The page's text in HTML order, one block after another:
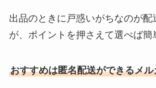
出品のときに戸惑いがちなのが配
が、ポイントを押さえて選べば簡
おすすめは匿名配送ができるメ